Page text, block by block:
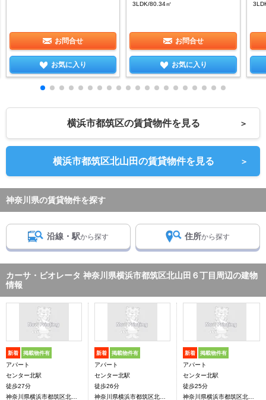
お問合せ
お気に入り
3LDK/80.34㎡
お問合せ
お気に入り
横浜市都筑区の賃貸物件を見る ＞
横浜市都筑区北山田の賃貸物件を見る ＞
神奈川県の賃貸物件を探す
沿線・駅から探す 住所から探す
カーサ・ビオレータ 神奈川県横浜市都筑区北山田６丁目周辺の建物
情報
新着 掲載物件有
アパート
センター北駅
徒歩27分
新着 掲載物件有
アパート
センター北駅
徒歩26分
新着 掲載物件有
アパート
センター北駅
徒歩25分